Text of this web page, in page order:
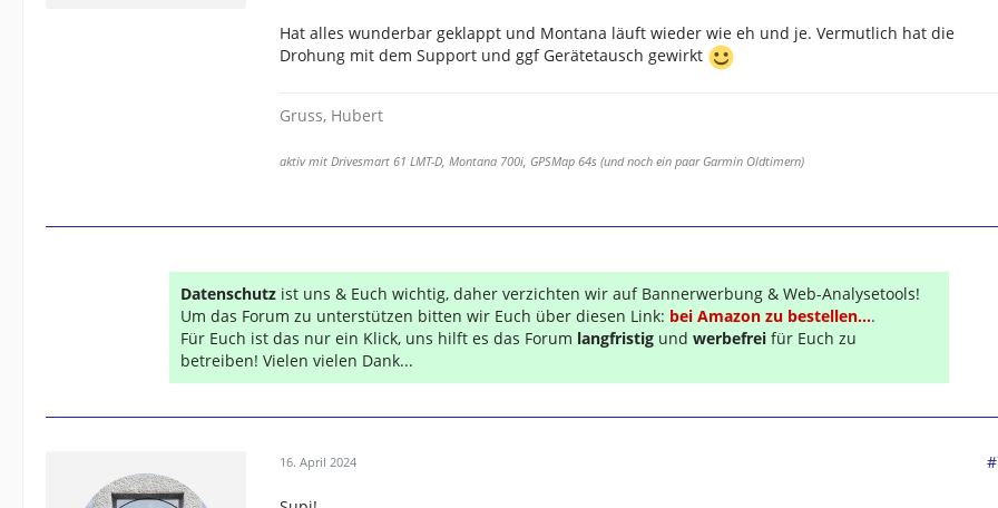
Hat alles wunderbar geklappt und Montana läuft wieder wie eh und je. Vermutlich hat die
Drohung mit dem Support und ggf Gerätetausch gewirkt
Gruss, Hubert
aktiv mit Drivesmart 61 LMT-D, Montana 700i, GPSMap 64s (und noch ein paar Garmin Oldtimern)
Datenschutz ist uns & Euch wichtig, daher verzichten wir auf Bannerwerbung & Web-Analysetools!
Um das Forum zu unterstützen bitten wir Euch über diesen Link: bei Amazon zu bestellen....
Für Euch ist das nur ein Klick, uns hilft es das Forum langfristig und werbefrei für Euch zu
betreiben! Vielen vielen Dank...
16. April 2024